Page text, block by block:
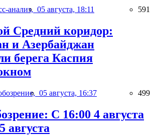
анализ, 05 августа, 18:11 591
Средний коридор:
и Азербайджан
берега Каспия
05 августа, 16:37 499
С 16:00 4 августа
августа